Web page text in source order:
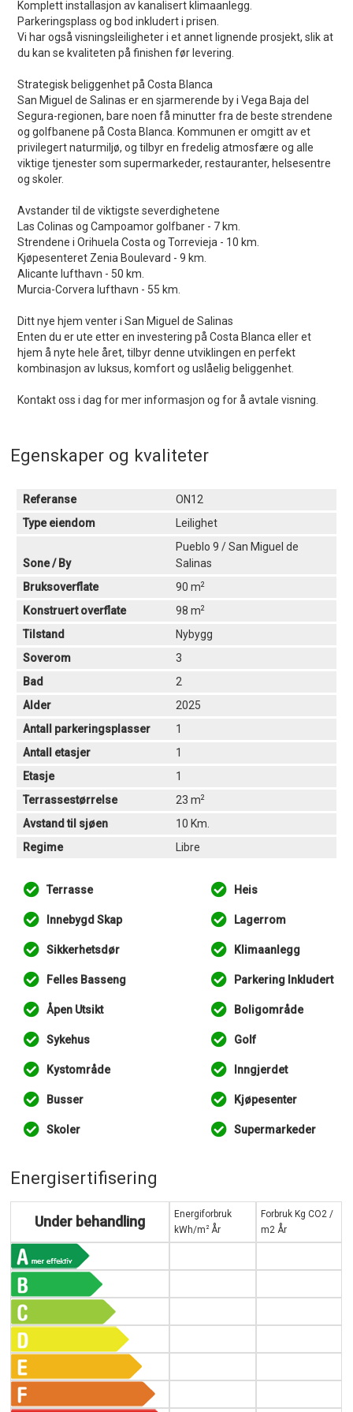
Komplett installasjon av kanalisert klimaanlegg.
Parkeringsplass og bod inkludert i prisen.
Vi har også visningsleiligheter i et annet lignende prosjekt, slik at
du kan se kvaliteten på finishen før levering.
Strategisk beliggenhet på Costa Blanca
San Miguel de Salinas er en sjarmerende by i Vega Baja del
Segura-regionen, bare noen få minutter fra de beste strendene
og golfbanene på Costa Blanca. Kommunen er omgitt av et
privilegert naturmiljø, og tilbyr en fredelig atmosfære og alle
viktige tjenester som supermarkeder, restauranter, helsesentre
og skoler.
Avstander til de viktigste severdighetene
Las Colinas og Campoamor golfbaner - 7 km.
Strendene i Orihuela Costa og Torrevieja - 10 km.
Kjøpesenteret Zenia Boulevard - 9 km.
Alicante lufthavn - 50 km.
Murcia-Corvera lufthavn - 55 km.
Ditt nye hjem venter i San Miguel de Salinas
Enten du er ute etter en investering på Costa Blanca eller et
hjem å nyte hele året, tilbyr denne utviklingen en perfekt
kombinasjon av luksus, komfort og uslåelig beliggenhet.
Kontakt oss i dag for mer informasjon og for å avtale visning.
Egenskaper og kvaliteter
Referanse
ON12
Type eiendom
Leilighet
Sone / By
Pueblo 9 / San Miguel de
Salinas
Bruksoverflate
90 m2
Konstruert overflate 98 m2
Tilstand
Nybygg
Soverom
3
Bad
2
Alder
2025
Antall parkeringsplasser
1
Antall etasjer
1
Etasje
1
Terrassestørrelse
23 m2
Avstand til sjøen
10 Km.
Regime
Libre
Terrasse Heis
Innebygd Skap Lagerrom
Sikkerhetsdør Klimaanlegg
Felles Basseng Parkering Inkludert
Åpen Utsikt Boligområde
Sykehus Golf
Kystområde Inngjerdet
Busser Kjøpesenter
Skoler Supermarkeder
Energisertifisering
Under behandling
Energiforbruk
kWh/m 2År
Forbruk Kg CO2 /
m2 År